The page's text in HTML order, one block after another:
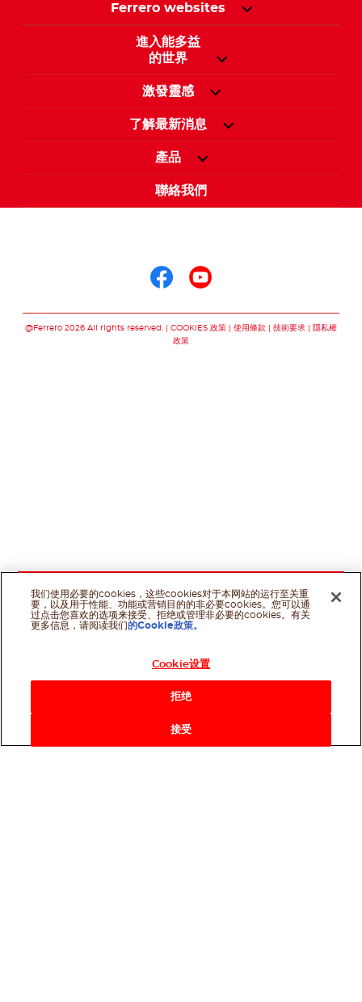
Ferrero websites
進入能多益
的世界
激發靈感
了解最新消息
產品
聯絡我們
@Ferrero 2026 All rights reserved. COOKIES 政策 使用條款 技術要求
隱私權
政策
我们使用必要的cookies，这些cookies对于本网站的运行至关重
要，以及用于性能、功能或营销目的的非必要cookies。您可以通
过点击您喜欢的选项来接受、拒绝或管理非必要的cookies。有关
更多信息，请阅读我们的Cookie政策。
Cookie设置
拒绝
接受